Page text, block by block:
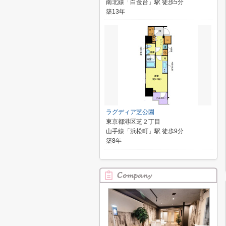
南北線「白金台」駅 徒歩5分
築13年
ラグディア芝公園
東京都港区芝２丁目
山手線「浜松町」駅 徒歩9分
築8年